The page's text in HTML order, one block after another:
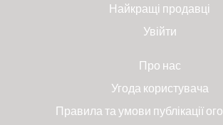
Найкращі продавці
Увійти
Про нас
Угода користувача
Правила та умови публікації